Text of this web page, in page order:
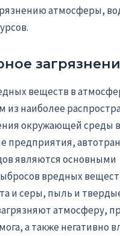
атмосферы,
веществ в
из наиболее
окружающей среды
являются основными
вредных
и серы, пыль и
атмосферу,
а также негативно